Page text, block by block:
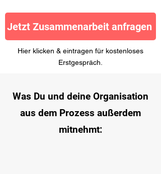
Jetzt Zusammenarbeit anfragen
Hier klicken & eintragen für kostenloses
Erstgespräch.
Was Du und deine Organisation
aus dem Prozess außerdem
mitnehmt: